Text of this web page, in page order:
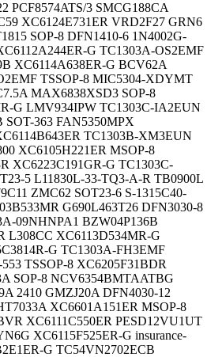
PCF8574ATS/3 SMCG188CA
XC6124E731ER VRD2F27 GRN6
SOP-8 DFN1410-6 1N4002G-
G TC1303A-OS2EMF
XC6114A638ER-G BCV62A
TSSOP-8 MIC5304-XDYMT
MAX6838XSD3 SOP-8
G LMV934IPW TC1303C-IA2EUN
SOT-363 FAN5350MPX
TC1303B-XM3EUN
XC6105H221ER MSOP-8
XC6223C191GR-G TC1303C-
5 L11830L-33-TQ3-A-R TB0900L
ZMC62 SOT23-6 S-1315C40-
G690L463T26 DFN3030-8
09NHNPA1 BZW04P136B
L308CC XC6113D534MR-G
G TC1303A-FH3EMF
TSSOP-8 XC6205F31BDR
SOP-8 NCV6354BMTAATBG
2410 GMZJ20A DFN4030-12
XC6601A151ER MSOP-8
XC6111C550ER PESD12VU1UT
XC6115F525ER-G insurance-
G TC54VN2702ECB